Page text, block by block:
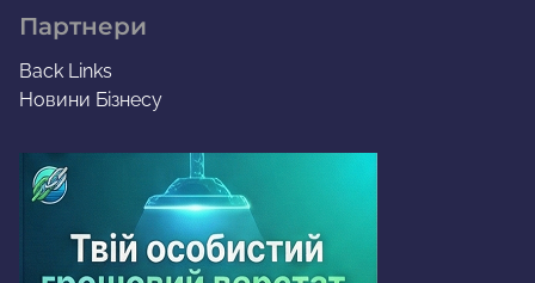
Партнери
Back Links
Новини Бізнесу